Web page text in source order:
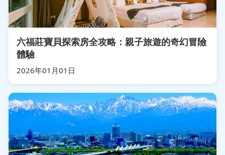
六福莊寶貝探索房全攻略：親子旅遊的奇幻冒險
體驗
2026年01月01日